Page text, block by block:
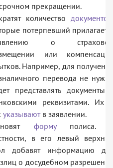
прекращении.
количество документов
потерпевший прилагает
о
или
Например, для
перевода не
представлять документы
реквизитами. Их
указываютв заявлении.
формуполиса.
в его левый
добавят информацию
о досудебном